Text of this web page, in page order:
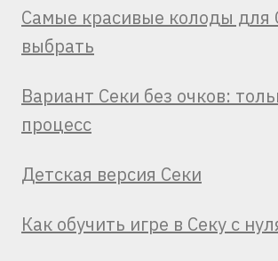
Самые красивые колоды для
выбрать
Вариант Секи без очков:
процесс
Детская версия Секи
Как обучить игре в Секу с